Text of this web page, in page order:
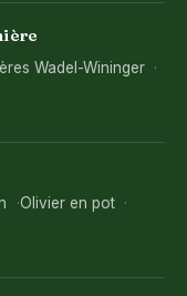
Wadel-Wininger
Olivier en pot